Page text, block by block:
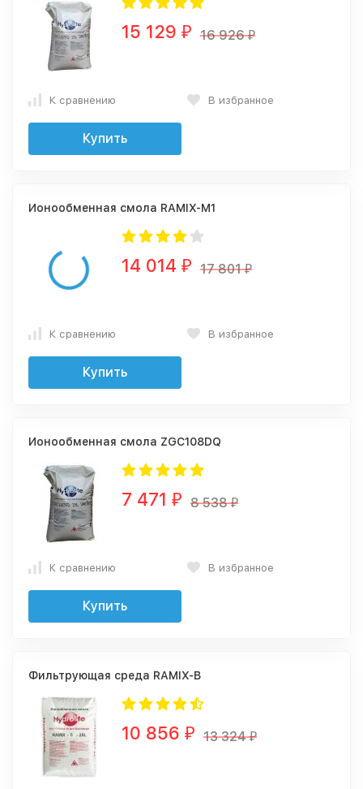
15 129 ₽ 16 926₽
К сравнению В избранное
Купить
Ионообменная смола RAMIX-M1
14 014 ₽ 17 801₽
К сравнению В избранное
Купить
Ионообменная смола ZGC108DQ
7 471 ₽ 8 538₽
К сравнению В избранное
Купить
Фильтрующая среда RAMIX-B
10 856 ₽ 13 324₽